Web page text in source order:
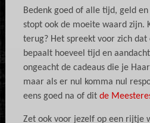
Bedenk goed of alle tijd, geld
stopt ook de moeite waard zijn.
terug? Het spreekt voor zich
bepaalt hoeveel tijd en
ongeacht de cadeaus die je
maar als er nul komma nul
eens goed na of dit de
Zet ook voor jezelf op een rijtje